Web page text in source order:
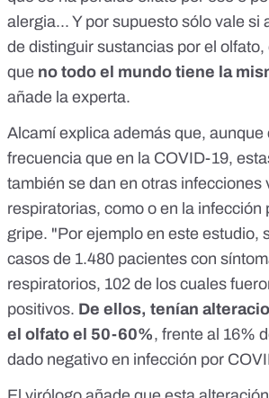
alergia... Y por supuesto sólo vale si
de distinguir sustancias por el
que no todo el mundo tiene la
añade la experta.
Alcamí explica además que, aunque
frecuencia que en la COVID-19,
también se dan en otras infecciones
respiratorias, como o en la infección
gripe. "Por ejemplo en este estudio,
casos de 1.480 pacientes con
respiratorios, 102 de los cuales
positivos. De ellos, tenían
el olfato el 50-60%, frente al 16%
dado negativo en infección por